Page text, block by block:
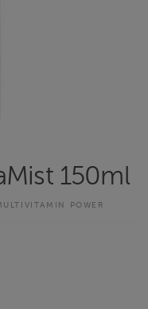
150ml
POWER